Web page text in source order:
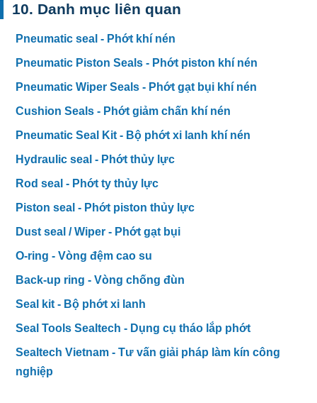
10. Danh mục liên quan
Pneumatic seal - Phớt khí nén
Pneumatic Piston Seals - Phớt piston khí nén
Pneumatic Wiper Seals - Phớt gạt bụi khí nén
Cushion Seals - Phớt giảm chấn khí nén
Pneumatic Seal Kit - Bộ phớt xi lanh khí nén
Hydraulic seal - Phớt thủy lực
Rod seal - Phớt ty thủy lực
Piston seal - Phớt piston thủy lực
Dust seal / Wiper - Phớt gạt bụi
O-ring - Vòng đệm cao su
Back-up ring - Vòng chống đùn
Seal kit - Bộ phớt xi lanh
Seal Tools Sealtech - Dụng cụ tháo lắp phớt
Sealtech Vietnam - Tư vấn giải pháp làm kín công
nghiệp